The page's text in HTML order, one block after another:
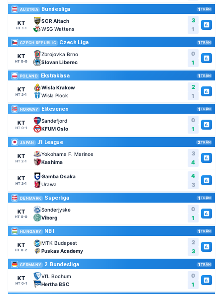
AUSTRIA Bundesliga 1TRẬN
KT
HT 1-1
SCR Altach
WSG Wattens
3
1
CZECH REPUBLIC Czech Liga 1TRẬN
KT
HT 0-0
Zbrojovka Brno
Slovan Liberec
0
1
POLAND Ekstraklasa 1TRẬN
KT
HT 2-1
Wisla Krakow
Wisla Plock
2
1
NORWAY Eliteserien 1TRẬN
KT
HT 0-1
Sandefjord
KFUM Oslo
0
1
JAPAN J1 League 2TRẬN
KT
HT 2-1
Yokohama F. Marinos
Kashima
3
4
KT
HT 2-1
Gamba Osaka
Urawa
4
3
DENMARK Superliga 1TRẬN
KT
HT 0-0
Sonderjyske
Viborg
0
1
HUNGARY NB I 1TRẬN
KT
HT 0-2
MTK Budapest
Puskas Academy
2
3
GERMANY 2. Bundesliga 1TRẬN
KT
HT 0-1
VfL Bochum
Hertha BSC
0
1